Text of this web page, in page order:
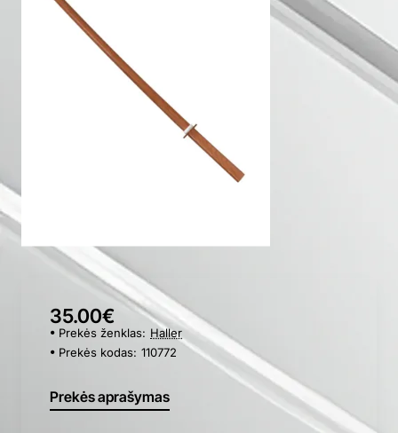
35.00€
Prekės ženklas: Haller
Prekės kodas: 110772
Prekės aprašymas